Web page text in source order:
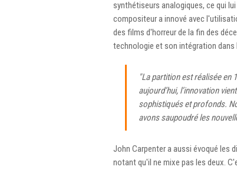
synthétiseurs analogiques, ce qui
compositeur a innové avec
des films d'horreur de la fin des
technologie et son intégration dans
"La partition est réalisée en
aujourd’hui, l’innovation
sophistiqués et profonds.
avons saupoudré les
John Carpenter a aussi évoqué les
notant qu'il ne mixe pas les deux.